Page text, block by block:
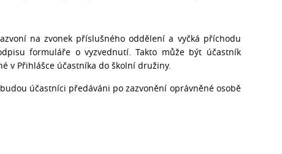
na zvonek příslušného oddělení a vyčká příchodu
formuláře o vyzvednutí. Takto může být účastník
v Přihlášce účastníka do školní družiny.
účastníci předáváni po zazvonění oprávněné osobě